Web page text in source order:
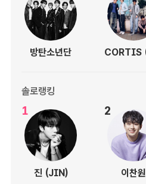
방탄소년단
솔로랭킹
1
진 (JIN)
2
이찬원